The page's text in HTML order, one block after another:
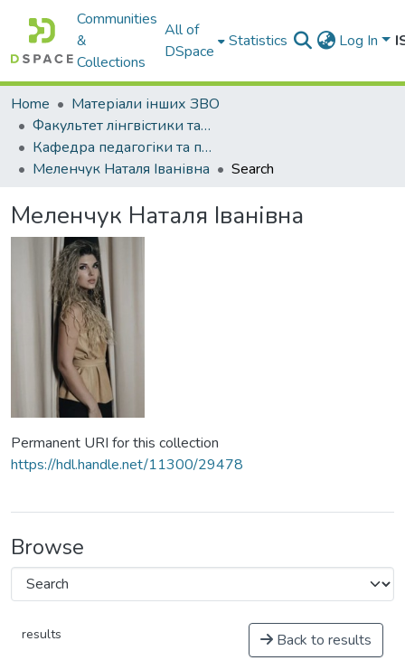
Communities
&
Collections
All of
DSpace
Statistics Log In
Home
Матеріали інших ЗВО
Факультет лінгвістики та перекладу Міжнародного університету
Кафедра педагогіки та психології
Меленчук Наталя Іванівна
Search
Меленчук Наталя Іванівна
Permanent URI for this collection
https://hdl.handle.net/11300/29478
Browse
results Back to results